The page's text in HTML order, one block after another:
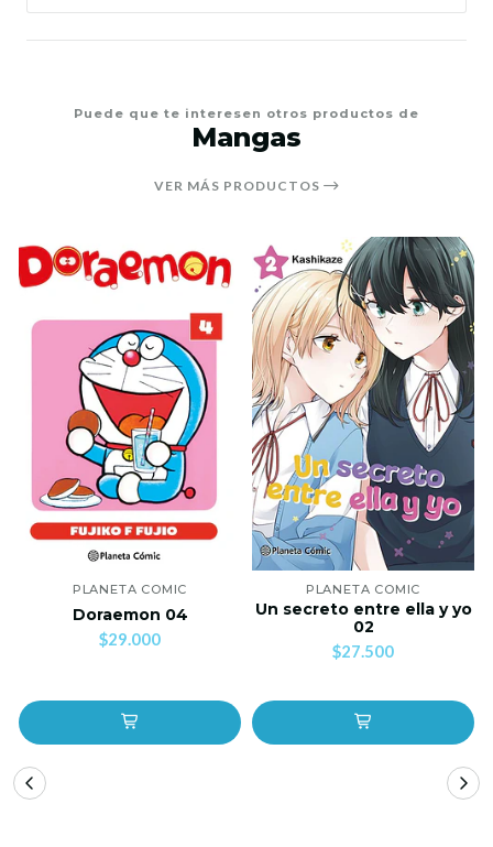
Puede que te interesen otros productos de
Mangas
VER MÁS PRODUCTOS
PLANETA COMIC
Doraemon 04
$29.000
PLANETA COMIC
Un secreto entre ella y yo
02
$27.500